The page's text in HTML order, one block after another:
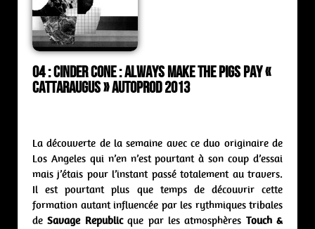
04 : Cinder Cone : always make the pigs pay «
Cattaraugus » Autoprod 2013
La découverte de la semaine avec ce duo originaire de
Los Angeles qui n’en n’est pourtant à son coup d’essai
mais j’étais pour l’instant passé totalement au travers.
Il est pourtant plus que temps de découvrir cette
formation autant influencée par les rythmiques tribales
deSavage Republicque par les atmosphères Touch &